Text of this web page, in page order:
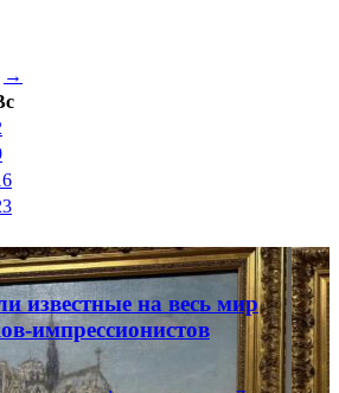
→
известные на весь мир
импрессионистов